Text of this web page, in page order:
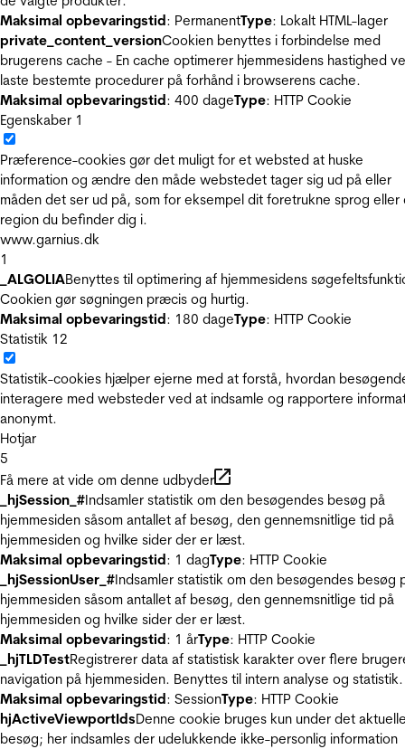
Maksimal opbevaringstid: PermanentType: Lokalt HTML-lager
private_content_versionCookien benyttes i forbindelse med
brugerens cache - En cache optimerer hjemmesidens hastighed
laste bestemte procedurer på forhånd i browserens cache.
Maksimal opbevaringstid: 400 dageType: HTTP Cookie
Egenskaber 1
Præference-cookies gør det muligt for et websted at huske
information og ændre den måde webstedet tager sig ud på eller
måden det ser ud på, som for eksempel dit foretrukne sprog eller
region du befinder dig i.
www.garnius.dk
1
_ALGOLIABenyttes til optimering af hjemmesidens
Cookien gør søgningen præcis og hurtig.
Maksimal opbevaringstid: 180 dageType: HTTP Cookie
Statistik 12
Statistik-cookies hjælper ejerne med at forstå, hvordan
interagere med websteder ved at indsamle og rapportere
anonymt.
Hotjar
5
Få mere at vide om denne udbyder
_hjSession_#Indsamler statistik om den besøgendes besøg på
hjemmesiden såsom antallet af besøg, den gennemsnitlige tid på
hjemmesiden og hvilke sider der er læst.
Maksimal opbevaringstid: 1 dagType: HTTP Cookie
_hjSessionUser_#Indsamler statistik om den besøgendes besøg
hjemmesiden såsom antallet af besøg, den gennemsnitlige tid på
hjemmesiden og hvilke sider der er læst.
Maksimal opbevaringstid: 1 årType: HTTP Cookie
_hjTLDTestRegistrerer data af statistisk karakter over flere
navigation på hjemmesiden. Benyttes til intern analyse og statistik.
Maksimal opbevaringstid: SessionType: HTTP Cookie
hjActiveViewportIdsDenne cookie bruges kun under det
besøg; her indsamles der udelukkende ikke-personlig information